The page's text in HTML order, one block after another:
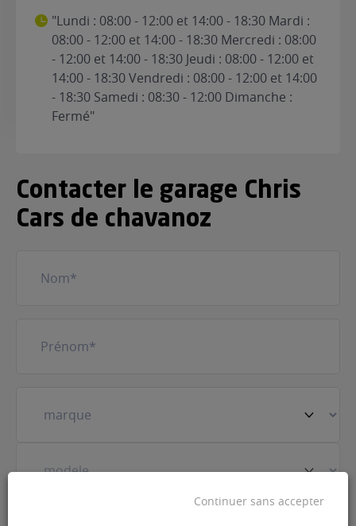
"Lundi : 08:00 - 12:00 et 14:00 - 18:30 Mardi :
08:00 - 12:00 et 14:00 - 18:30 Mercredi : 08:00
- 12:00 et 14:00 - 18:30 Jeudi : 08:00 - 12:00 et
14:00 - 18:30 Vendredi : 08:00 - 12:00 et 14:00
- 18:30 Samedi : 08:30 - 12:00 Dimanche :
Fermé"
Contacter le garage Chris
Cars de chavanoz
véhicule(Nécessaire)
Continuer sans accepter